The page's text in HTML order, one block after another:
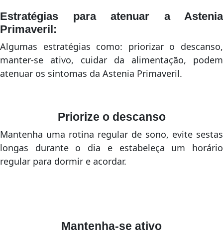
Estratégias para atenuar a Astenia
Primaveril:
Algumas estratégias como: priorizar o descanso,
manter-se ativo, cuidar da alimentação, podem
atenuar os sintomas da Astenia Primaveril.
Priorize o descanso
Mantenha uma rotina regular de sono, evite sestas
longas durante o dia e estabeleça um horário
regular para dormir e acordar.
Mantenha-se ativo